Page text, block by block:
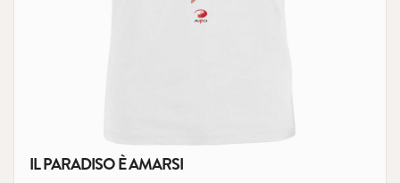
IL PARADISO È AMARSI